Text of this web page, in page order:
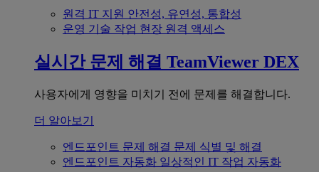
원격 IT 지원 안전성, 유연성, 통합성
운영 기술 작업 현장 원격 액세스
실시간 문제 해결 TeamViewer DEX
사용자에게 영향을 미치기 전에 문제를 해결합니다.
더 알아보기
엔드포인트 문제 해결 문제 식별 및 해결
엔드포인트 자동화 일상적인 IT 작업 자동화